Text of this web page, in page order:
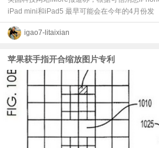
iPad mini和iPad5 最早可能会在今年的4月份发
igao7-litaixian
苹果获手指开合缩放图片专利